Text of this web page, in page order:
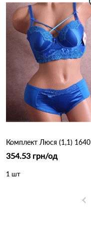
Комплект Люся (1,1) 1640
354.53 грн/од
1 шт